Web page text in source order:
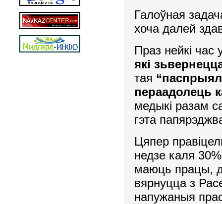
Галоўная
хоча далей
Праз нейкі час
які зь
тая
пераадолець
медыкі разам
гэта
Цяпер
недзе каля
маюць працы,
вярнуцца з
напужаныя